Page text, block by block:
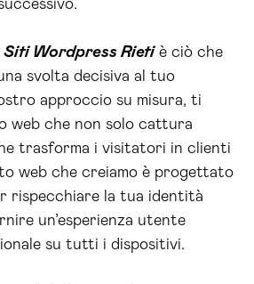
Siti Wordpress Rietiè ciò che
svolta decisiva al tuo
approccio su misura, ti
web che non solo cattura
trasforma i visitatori in clienti
web che creiamo è progettato
rispecchiare la tua identità
un’esperienza utente
su tutti i dispositivi.